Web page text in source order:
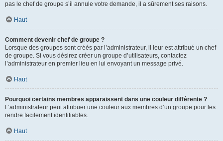
pas le chef de groupe s’il annule votre demande, il a sûrement ses raisons.
Haut
Comment devenir chef de groupe ?
Lorsque des groupes sont créés par l’administrateur, il leur est attribué un chef
de groupe. Si vous désirez créer un groupe d’utilisateurs, contactez
l’administrateur en premier lieu en lui envoyant un message privé.
Haut
Pourquoi certains membres apparaissent dans une couleur différente ?
L’administrateur peut attribuer une couleur aux membres d’un groupe pour les
rendre facilement identifiables.
Haut